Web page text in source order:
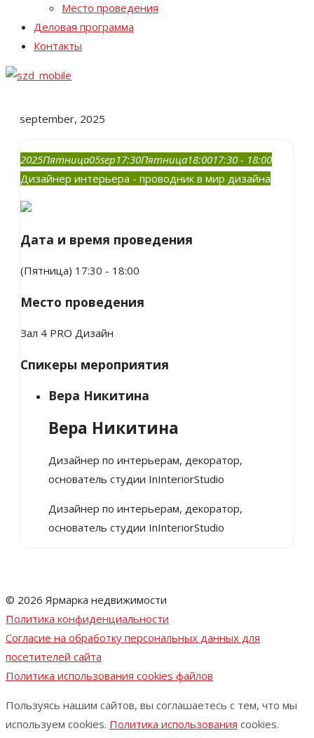
Место проведения
Деловая программа
Контакты
september, 2025
2025Пятница05sep17:30Пятница18:0017:30 - 18:00
Дизайнер интерьера - проводник в мир дизайна
Дата и время проведения
(Пятница) 17:30 - 18:00
Место проведения
Зал 4 PRO Дизайн
Спикеры мероприятия
Вера Никитина
Вера Никитина
Дизайнер по интерьерам, декоратор,
основатель студии InInteriorStudio
Дизайнер по интерьерам, декоратор,
основатель студии InInteriorStudio
© 2026 Ярмарка недвижимости
Политика конфиденциальности
Согласие на обработку персональных данных для
посетителей сайта
Политика использования cookies файлов
Пользуясь нашим сайтов, вы соглашаетесь с тем, что мы
используем cookies. Политика использования cookies.